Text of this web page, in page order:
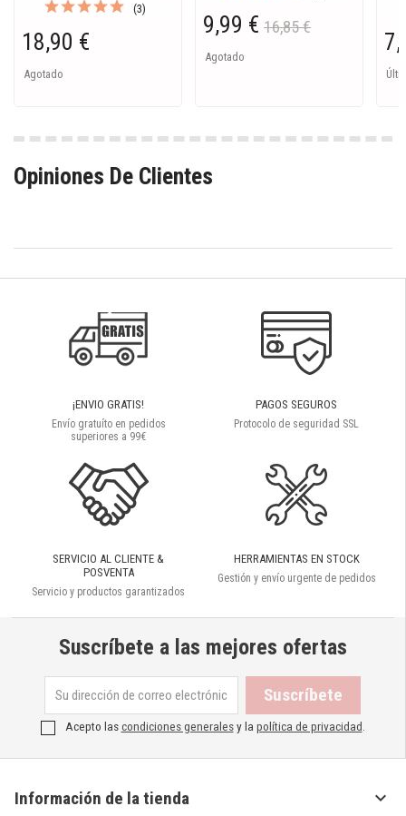
(3)
18,90 €
Agotado
9,99 € 16,85 €
Agotado
Opiniones De Clientes
¡ENVIO GRATIS!
Envío gratuíto en pedidos
superiores a 99€
PAGOS SEGUROS
Protocolo de seguridad SSL
SERVICIO AL CLIENTE &
POSVENTA
Servicio y productos garantizados
HERRAMIENTAS EN STOCK
Gestión y envío urgente de pedidos
Suscríbete a las mejores ofertas
Acepto lascondiciones generalesy la política de privacidad
Información de la tienda 